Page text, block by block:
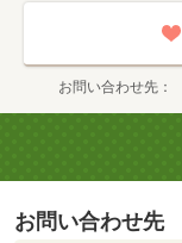
お問い合わせ先
お問い合わせ先